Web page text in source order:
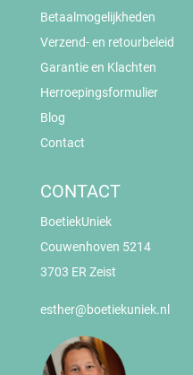
Betaalmogelijkheden
Verzend- en retourbeleid
Garantie en Klachten
Herroepingsformulier
Blog
Contact
CONTACT
BoetiekUniek
Couwenhoven 5214
3703 ER Zeist
esther@boetiekuniek.nl